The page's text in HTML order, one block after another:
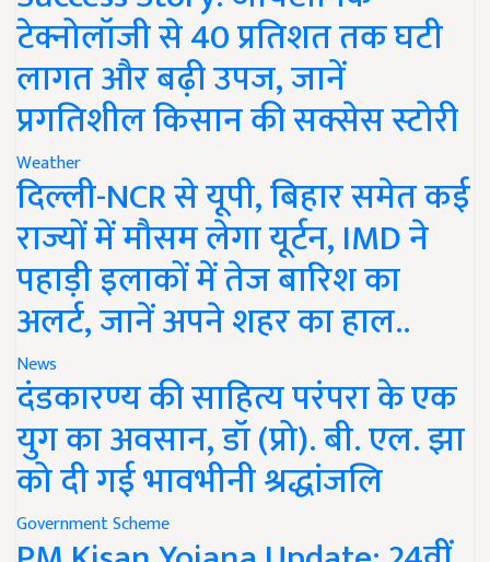
टेक्नोलॉजी से 40 प्रतिशत तक घटी
लागत और बढ़ी उपज, जानें
प्रगतिशील किसान की सक्सेस स्टोरी
Weather
दिल्ली-NCR से यूपी, बिहार समेत कई
राज्यों में मौसम लेगा यूर्टन, IMD ने
पहाड़ी इलाकों में तेज बारिश का
अलर्ट, जानें अपने शहर का हाल..
News
दंडकारण्य की साहित्य परंपरा के एक
युग का अवसान, डॉ (प्रो). बी. एल. झा
को दी गई भावभीनी श्रद्धांजलि
Government Scheme